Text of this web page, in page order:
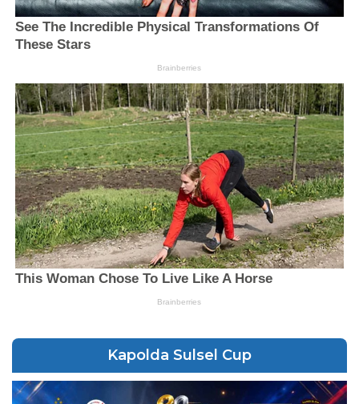
Kapolda Sulsel Cup